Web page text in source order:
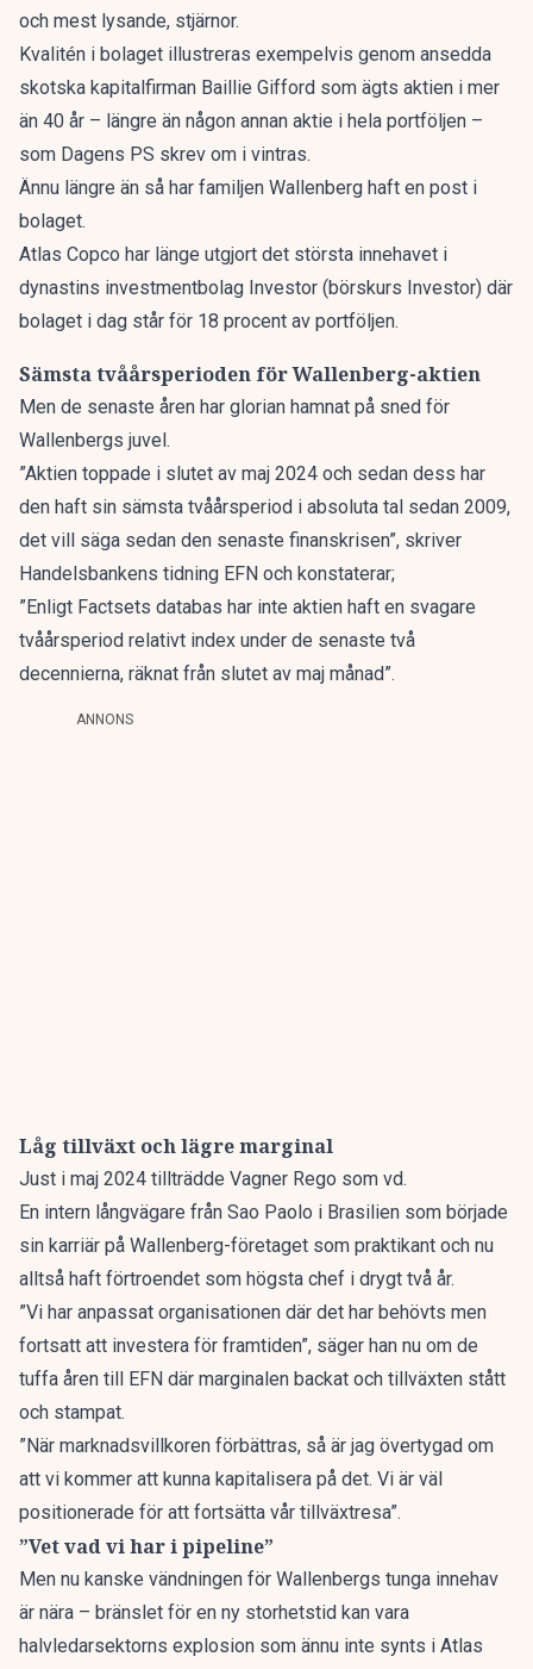
och mest lysande, stjärnor.
Kvalitén i bolaget illustreras exempelvis genom ansedda
skotska kapitalfirman Baillie Gifford som ägts aktien i mer
än 40 år – längre än någon annan aktie i hela portföljen –
som Dagens PS skrev om i vintras.
Ännu längre än så har familjen Wallenberg haft en post i
bolaget.
Atlas Copco har länge utgjort det största innehavet i
dynastins investmentbolag Investor (börskurs Investor) där
bolaget i dag står för 18 procent av portföljen.
Sämsta tvåårsperioden för Wallenberg-aktien
Men de senaste åren har glorian hamnat på sned för
Wallenbergs juvel.
”Aktien toppade i slutet av maj 2024 och sedan dess har
den haft sin sämsta tvåårsperiod i absoluta tal sedan 2009,
det vill säga sedan den senaste finanskrisen”, skriver
Handelsbankens tidning EFN och konstaterar;
”Enligt Factsets data­bas har inte aktien haft en svagare
tvåårsperiod relativt index under de senaste två
decennierna, räknat från slutet av maj månad”.
ANNONS
Låg tillväxt och lägre marginal
Just i maj 2024 tillträdde Vagner Rego som vd.
En intern långvägare från Sao Paolo i Brasilien som började
sin karriär på Wallenberg-företaget som praktikant och nu
alltså haft förtroendet som högsta chef i drygt två år.
”Vi har anpassat organisationen där det har behövts men
fortsatt att investera för framtiden”, säger han nu om de
tuffa åren till EFN där marginalen backat och tillväxten stått
och stampat.
”När marknadsvillkoren förbättras, så är jag övertygad om
att vi kommer att kunna kapitalisera på det. Vi är väl
positionerade för att fortsätta vår tillväxtresa”.
”Vet vad vi har i pipeline”
Men nu kanske vändningen för Wallenbergs tunga innehav
är nära – bränslet för en ny storhetstid kan vara
halvledarsektorns explosion som ännu inte synts i Atlas